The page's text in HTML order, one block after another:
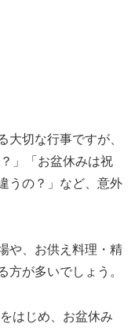
大切な行事ですが、
」「お盆休みは祝
うの？」など、意外
や、お供え料理・精
方が多いでしょう。
はじめ、お盆休み